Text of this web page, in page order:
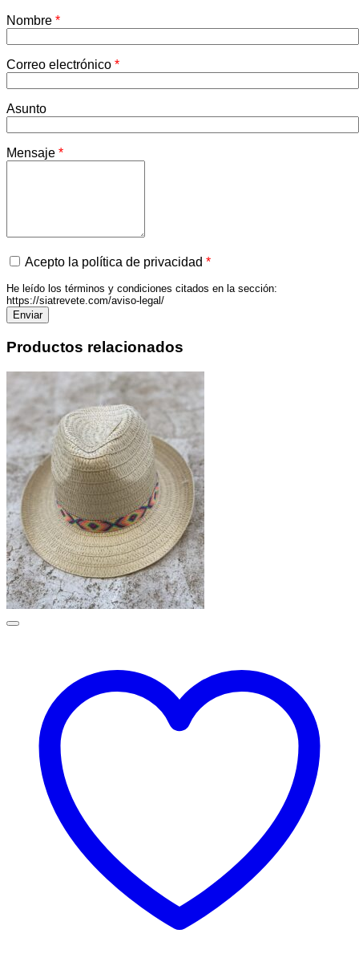
Nombre *
Correo electrónico *
Asunto
Mensaje *
Acepto la política de privacidad *
He leído los términos y condiciones citados en la sección:
https://siatrevete.com/aviso-legal/
Productos relacionados